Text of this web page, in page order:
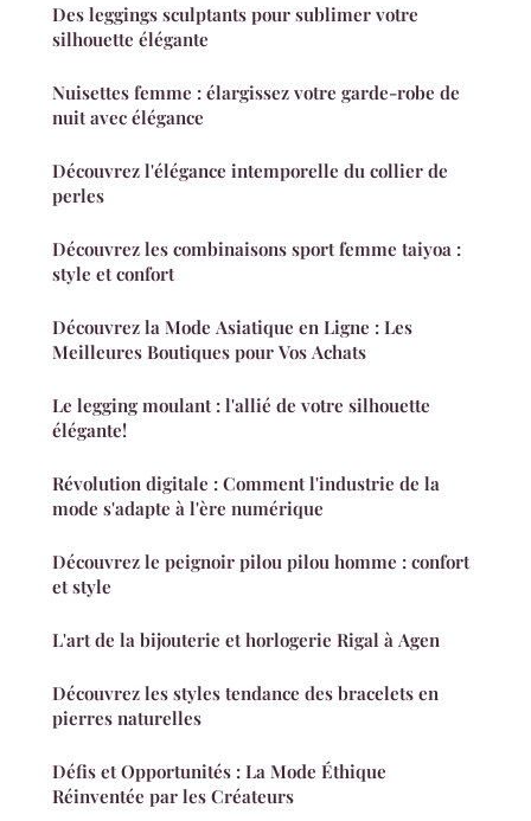
Des leggings sculptants pour sublimer votre
silhouette élégante
Nuisettes femme : élargissez votre garde-robe de
nuit avec élégance
Découvrez l'élégance intemporelle du collier de
perles
Découvrez les combinaisons sport femme taiyoa :
style et confort
Découvrez la Mode Asiatique en Ligne : Les
Meilleures Boutiques pour Vos Achats
Le legging moulant : l'allié de votre silhouette
élégante!
Révolution digitale : Comment l'industrie de la
mode s'adapte à l'ère numérique
Découvrez le peignoir pilou pilou homme : confort
et style
L'art de la bijouterie et horlogerie Rigal à Agen
Découvrez les styles tendance des bracelets en
pierres naturelles
Défis et Opportunités : La Mode Éthique
Réinventée par les Créateurs